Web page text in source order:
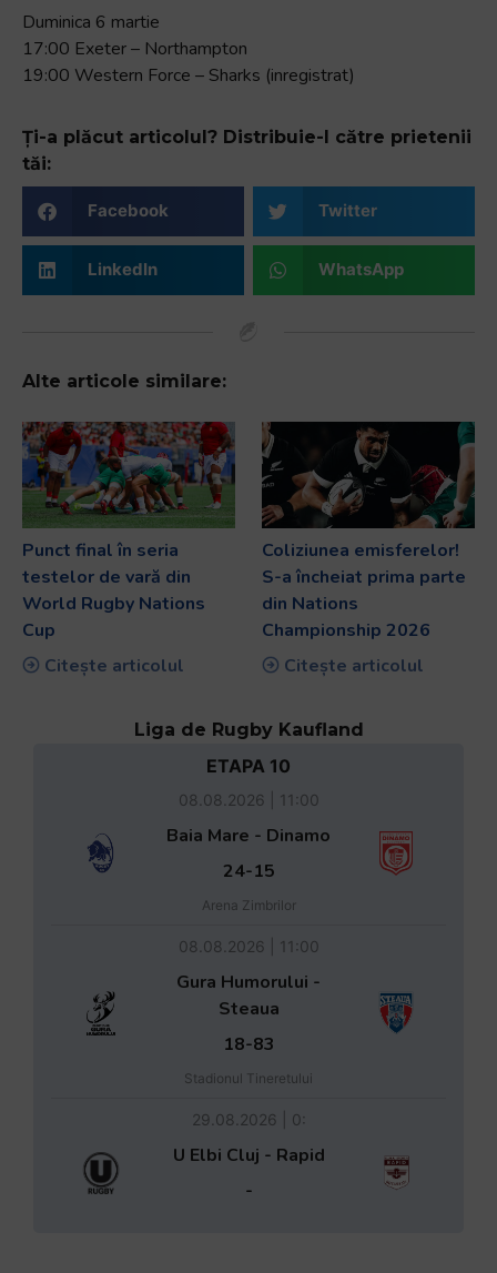
Duminica 6 martie
17:00 Exeter – Northampton
19:00 Western Force – Sharks (inregistrat)
Ți-a plăcut articolul? Distribuie-l către prietenii
tăi:
Facebook Twitter
LinkedIn WhatsApp
Alte articole similare:
Punct final în seria
testelor de vară din
World Rugby Nations
Cup
Citește articolul
Coliziunea emisferelor!
S-a încheiat prima parte
din Nations
Championship 2026
Citește articolul
Liga de Rugby Kaufland
ETAPA 10
08.08.2026 | 11:00
Baia Mare - Dinamo
24-15
Arena Zimbrilor
08.08.2026 | 11:00
Gura Humorului -
Steaua
18-83
Stadionul Tineretului
29.08.2026 | 0:
U Elbi Cluj - Rapid
-